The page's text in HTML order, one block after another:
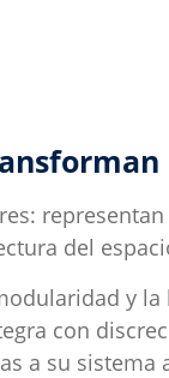
del
y
con
a su